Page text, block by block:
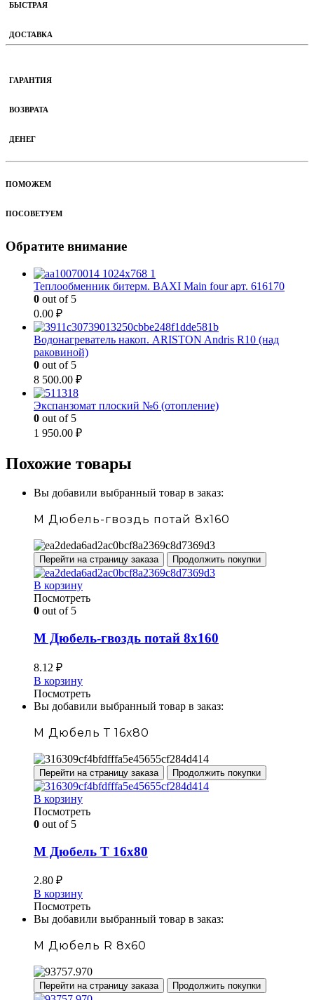
БЫСТРАЯ
ДОСТАВКА
ГАРАНТИЯ
ВОЗВРАТА
ДЕНЕГ
ПОМОЖЕМ
ПОСОВЕТУЕМ
Обратите внимание
Теплообменник битерм. BAXI Main four арт. 616170
0 out of 5
0.00 ₽
Водонагреватель накоп. ARISTON Andris R10 (над
раковиной)
0 out of 5
8 500.00 ₽
Экспанзомат плоский №6 (отопление)
0 out of 5
1 950.00 ₽
Похожие товары
Вы добавили выбранный товар в заказ:
М Дюбель-гвоздь потай 8х160
Перейти на страницу заказа Продолжить покупки
В корзину
Посмотреть
0 out of 5
М Дюбель-гвоздь потай 8х160
8.12 ₽
В корзину
Посмотреть
Вы добавили выбранный товар в заказ:
М Дюбель Т 16х80
Перейти на страницу заказа Продолжить покупки
В корзину
Посмотреть
0 out of 5
М Дюбель Т 16х80
2.80 ₽
В корзину
Посмотреть
Вы добавили выбранный товар в заказ:
М Дюбель R 8х60
Перейти на страницу заказа Продолжить покупки